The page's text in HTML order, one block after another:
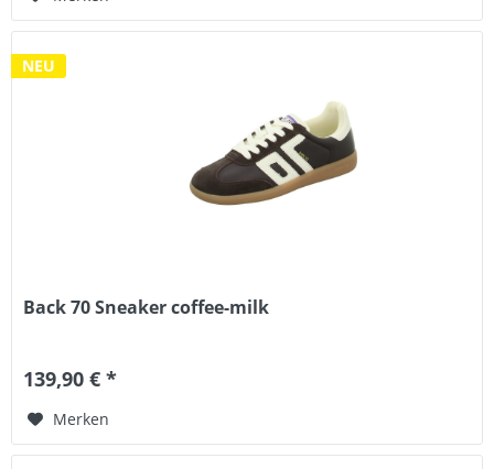
NEU
Back 70 Sneaker coffee-milk
139,90 € *
Merken